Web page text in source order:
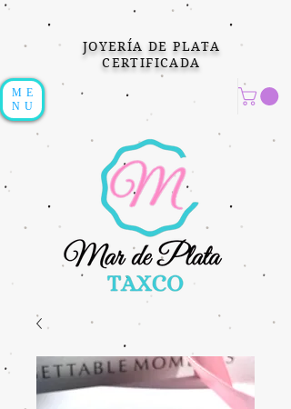
JOYERÍA DE PLATA
CERTIFICADA
ME
NU